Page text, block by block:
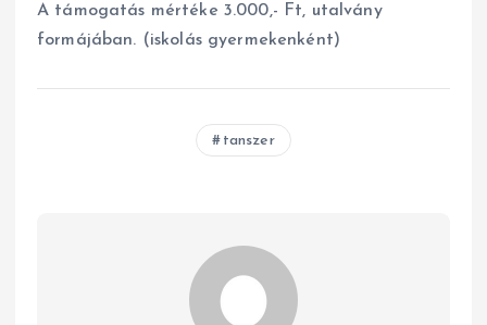
A támogatás mértéke 3.000,- Ft, utalvány
formájában. (iskolás gyermekenként)
tanszer